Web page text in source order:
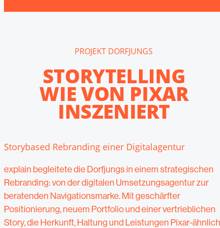
PROJEKT DORFJUNGS
STORYTELLING
WIE VON PIXAR
INSZENIERT
Storybased Rebranding einer Digitalagentur
explain begleitete die Dorfjungs in einem strategischen
Rebranding: von der digitalen Umsetzungsagentur zur
beratenden Navigationsmarke. Mit geschärfter
Positionierung, neuem Portfolio und einer vertrieblichen
Story, die Herkunft, Haltung und Leistungen Pixar-ähnlich